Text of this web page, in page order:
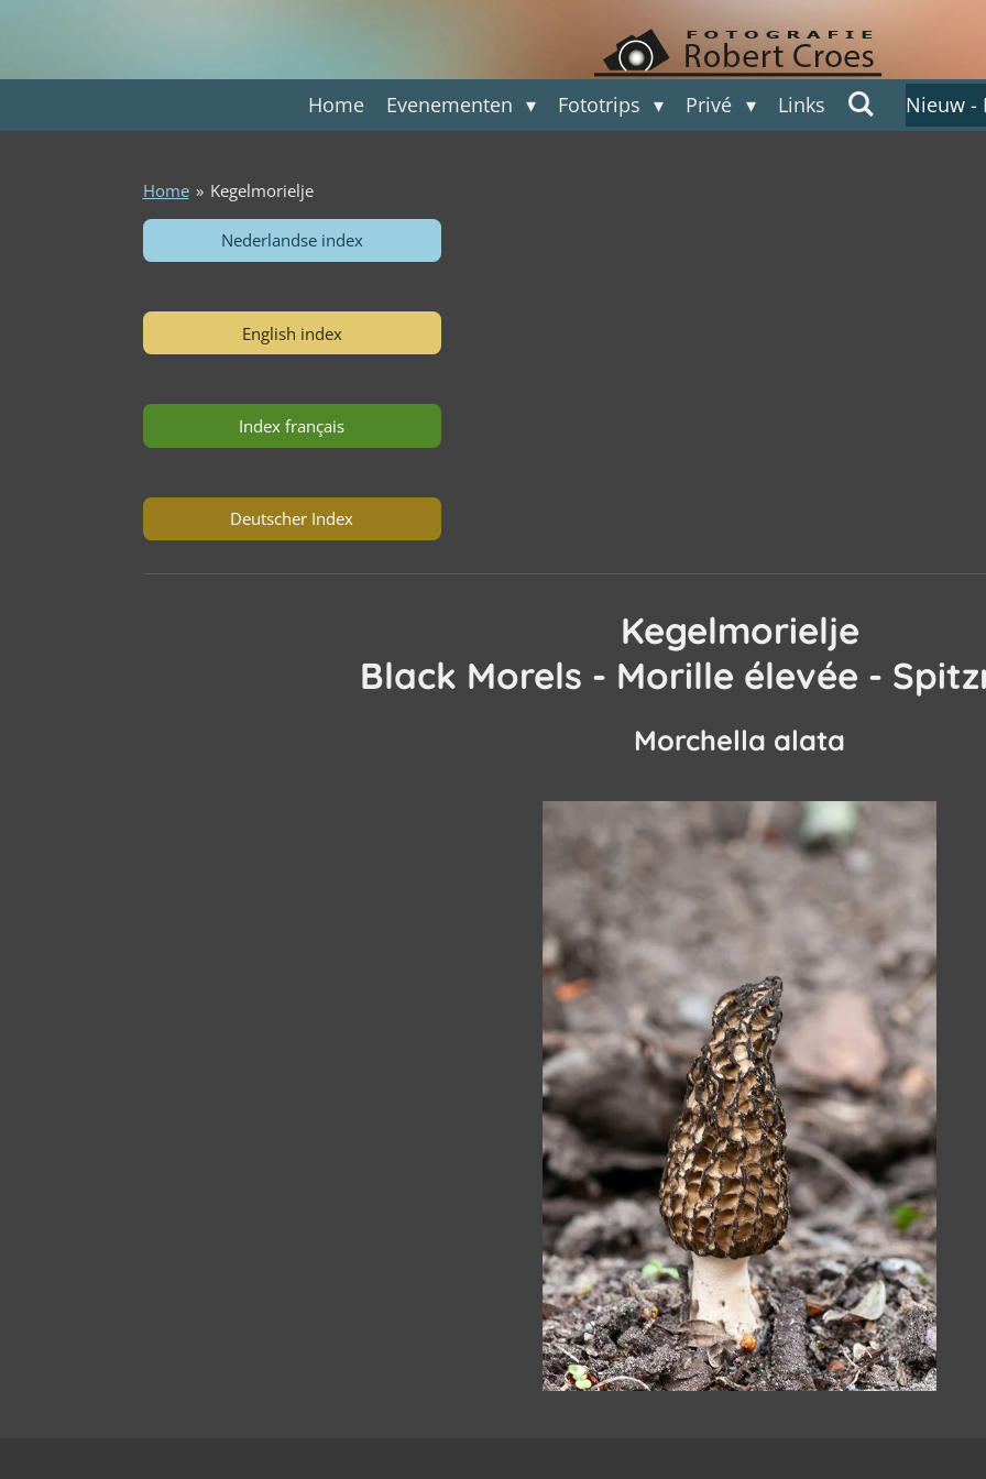
Home Evenementen Fototrips Privé Links Nieuw -
Home » Kegelmorielje
Nederlandse index
English index
Index français
Deutscher Index
Kegelmorielje
Black Morels - Morille élevée -
Morchella alata